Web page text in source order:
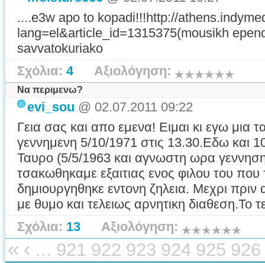
....e3w apo to kopadi!!!http://
lang=el&article_id=1315375(mousikh
savvatokuriako
Σχόλια: 4Αξιολόγηση:
Να περιμενω?
evi_sou @ 02.07.2011 09:22
Γεια σας και απο εμενα! Ειμαι κι εγω μια
γεννημενη 5/10/1971 στις 13.30.Εδω και
Ταυρο (5/5/1963 και αγνωστη ωρα
τσακωθηκαμε εξαιτιας ενος φιλου του που
δημιουργηθηκε εντονη ζηλεια. Μεχρι
με θυμο και τελειως αρνητικη διαθεση.Το
Σχόλια: 13 Αξιολόγηση:
« ‹ ... 921 922 923 924 925 926